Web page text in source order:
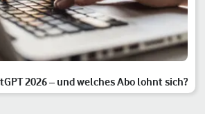
2026 – und welches Abo lohnt sich?